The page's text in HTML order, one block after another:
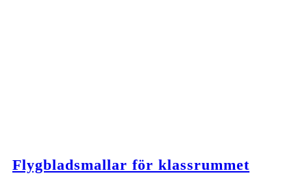
Flygbladsmallar för klassrummet